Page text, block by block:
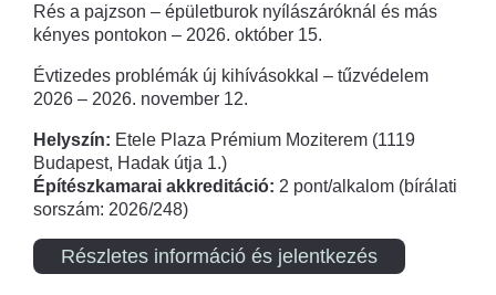
Rés a pajzson – épületburok nyílászáróknál és más
kényes pontokon – 2026. október 15.
Évtizedes problémák új kihívásokkal – tűzvédelem
2026 – 2026. november 12.
Helyszín: Etele Plaza Prémium Moziterem (1119
Budapest, Hadak útja 1.)
Építészkamarai akkreditáció: 2 pont/alkalom (bírálati
sorszám: 2026/248)
Részletes információ és jelentkezés